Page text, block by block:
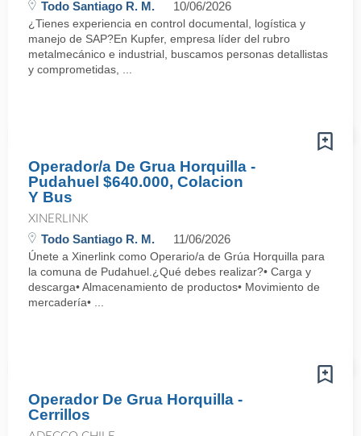
Todo Santiago R. M. 10/06/2026
¿Tienes experiencia en control documental, logística y
manejo de SAP?En Kupfer, empresa líder del rubro
metalmecánico e industrial, buscamos personas detallistas
y comprometidas, ...
Operador/a De Grua Horquilla -
Pudahuel $640.000, Colacion
Y Bus
XINERLINK
Todo Santiago R. M. 11/06/2026
Únete a Xinerlink como Operario/a de Grúa Horquilla para
la comuna de Pudahuel.¿Qué debes realizar?• Carga y
descarga• Almacenamiento de productos• Movimiento de
mercadería• ...
Operador De Grua Horquilla -
Cerrillos